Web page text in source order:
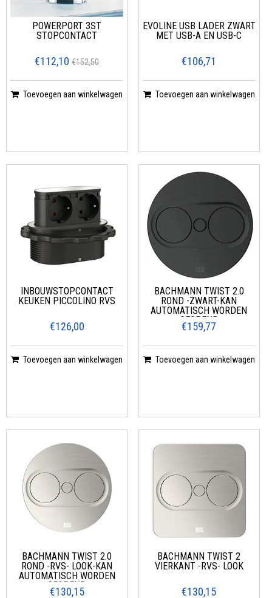
POWERPORT 3ST
STOPCONTACT
€112,10 €152,50
Toevoegen aan winkelwagen
EVOLINE USB LADER ZWART
MET USB-A EN USB-C
€106,71
Toevoegen aan winkelwagen
INBOUWSTOPCONTACT
KEUKEN PICCOLINO RVS
€126,00
Toevoegen aan winkelwagen
BACHMANN TWIST 2.0
ROND -ZWART-KAN
AUTOMATISCH WORDEN
GEOPEND
€159,77
Toevoegen aan winkelwagen
BACHMANN TWIST 2.0
ROND -RVS- LOOK-KAN
AUTOMATISCH WORDEN
GEOPEND
€130,15
BACHMANN TWIST 2
VIERKANT -RVS- LOOK
€130,15